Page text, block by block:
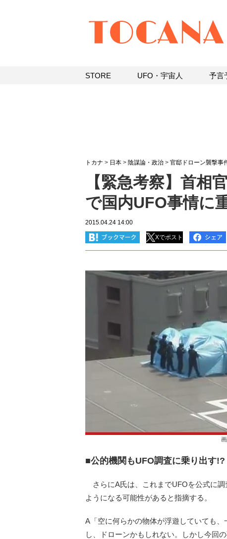
トカナ > 日本 > 陰謀論・政治 > 官邸ドローン襲撃事
【緊急考察】首相
で国内UFO事情に
2015.04.24 14:00
Xでポスト
■公的機関もUFO調査に乗り出す!?
さらにA氏は、これまでUFOを公式に
ようになる可能性があると指摘する。
A「空に何らかの物体が浮遊していても
し、ドローンかもしれない。しかし今回
STORE UFO・宇宙人 予言